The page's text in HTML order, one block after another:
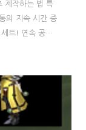
제작하는 법 특
의 지속 시간 증
트! 연속 공격,
메인 특성인데
부위가 있는데
워서 두 부위만
스테이션 세트는
보호 지구의 마